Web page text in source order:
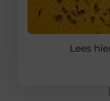
Lees